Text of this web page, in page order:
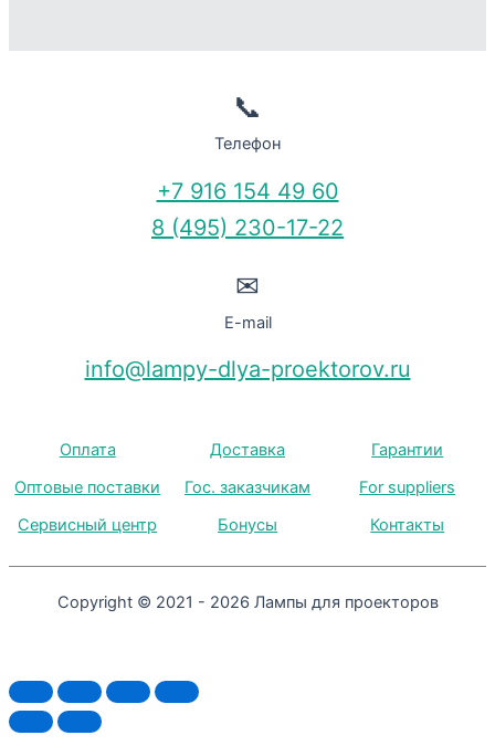
📞
Телефон
+7 916 154 49 60
8 (495) 230-17-22
✉
E-mail
info@lampy-dlya-proektorov.ru
Оплата Доставка
Гарантии
Оптовые поставки
Гос. заказчикам
For suppliers
Сервисный центр
Бонусы Контакты
Copyright © 2021 - 2026 Лампы для проекторов